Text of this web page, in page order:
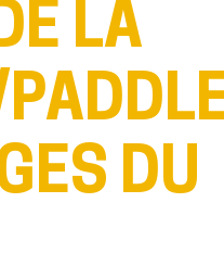
LA
DU